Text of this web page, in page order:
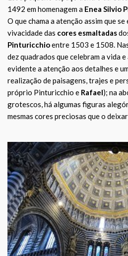
1492 em homenagem a Enea Silvio
O que chama a atenção assim que
vivacidade das cores esmaltadas
Pinturicchioentre 1503 e 1508.
dez quadrados que celebram a vida e
evidente a atenção aos detalhes e
realização de paisagens, trajes e
próprio Pinturicchio e Rafael); na
grotescos, há algumas figuras
mesmas cores preciosas que o